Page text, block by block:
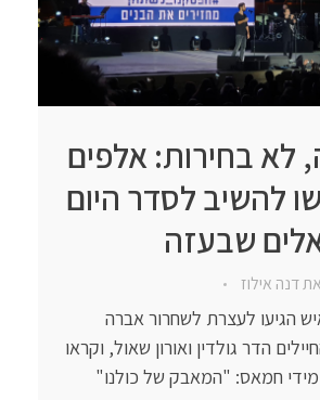
לא בחירות: אלפים
להשיב לסדר היום
שבעזה
דנה אילוז
הגיעו לעצרת לשחרור אברה
הדר גולדין ואורון שאול, וקראו
חמאס: "המאבק של כולנו"